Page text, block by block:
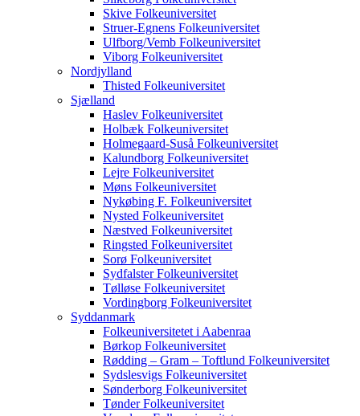
Skive Folkeuniversitet
Struer-Egnens Folkeuniversitet
Ulfborg/Vemb Folkeuniversitet
Viborg Folkeuniversitet
Nordjylland
Thisted Folkeuniversitet
Sjælland
Haslev Folkeuniversitet
Holbæk Folkeuniversitet
Holmegaard-Suså Folkeuniversitet
Kalundborg Folkeuniversitet
Lejre Folkeuniversitet
Møns Folkeuniversitet
Nykøbing F. Folkeuniversitet
Nysted Folkeuniversitet
Næstved Folkeuniversitet
Ringsted Folkeuniversitet
Sorø Folkeuniversitet
Sydfalster Folkeuniversitet
Tølløse Folkeuniversitet
Vordingborg Folkeuniversitet
Syddanmark
Folkeuniversitetet i Aabenraa
Børkop Folkeuniversitet
Rødding – Gram – Toftlund Folkeuniversitet
Sydslesvigs Folkeuniversitet
Sønderborg Folkeuniversitet
Tønder Folkeuniversitet